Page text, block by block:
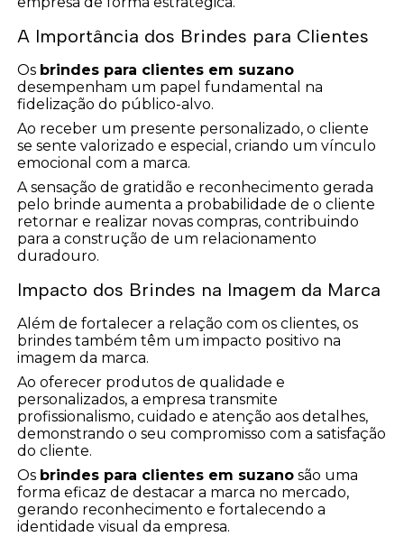
A Importância dos Brindes para Clientes
Os brindes para clientes em suzano
desempenham um papel fundamental na
fidelização do público-alvo.
Ao receber um presente personalizado, o cliente
se sente valorizado e especial, criando um vínculo
emocional com a marca.
A sensação de gratidão e reconhecimento gerada
pelo brinde aumenta a probabilidade de o cliente
retornar e realizar novas compras, contribuindo
para a construção de um relacionamento
duradouro.
Impacto dos Brindes na Imagem da Marca
Além de fortalecer a relação com os clientes, os
brindes também têm um impacto positivo na
imagem da marca.
Ao oferecer produtos de qualidade e
personalizados, a empresa transmite
profissionalismo, cuidado e atenção aos detalhes,
demonstrando o seu compromisso com a satisfação
do cliente.
Os brindes para clientes em suzano são uma
forma eficaz de destacar a marca no mercado,
gerando reconhecimento e fortalecendo a
identidade visual da empresa.